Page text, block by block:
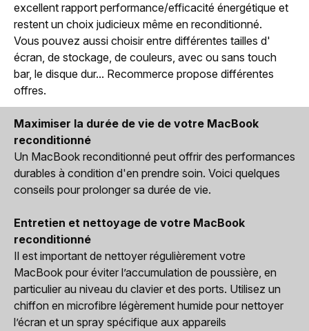
excellent rapport performance/efficacité énergétique et
restent un choix judicieux même en reconditionné.
Vous pouvez aussi choisir entre différentes tailles d'
écran, de stockage, de couleurs, avec ou sans touch
bar, le disque dur... Recommerce propose différentes
offres.
Maximiser la durée de vie de votre MacBook
reconditionné
Un MacBook reconditionné peut offrir des performances
durables à condition d'en prendre soin. Voici quelques
conseils pour prolonger sa durée de vie.
Entretien et nettoyage de votre MacBook
reconditionné
Il est important de nettoyer régulièrement votre
MacBook pour éviter l’accumulation de poussière, en
particulier au niveau du clavier et des ports. Utilisez un
chiffon en microfibre légèrement humide pour nettoyer
l’écran et un spray spécifique aux appareils